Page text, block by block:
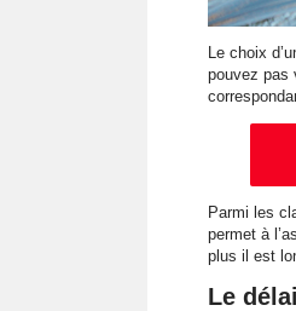
Le choix
pouvez pas
Parmi les
permet à
plus il est
Le